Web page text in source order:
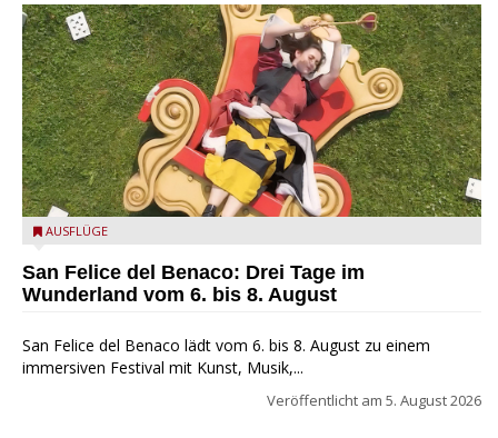
San Felice del Benaco: Drei Tage im Wunderland
AUSFLÜGE
San Felice del Benaco: Drei Tage im
Wunderland vom 6. bis 8. August
San Felice del Benaco lädt vom 6. bis 8. August zu einem
immersiven Festival mit Kunst, Musik,...
Veröffentlicht am 5. August 2026